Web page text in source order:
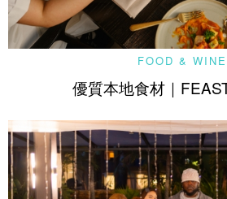
FOOD & WINE
優質本地食材｜